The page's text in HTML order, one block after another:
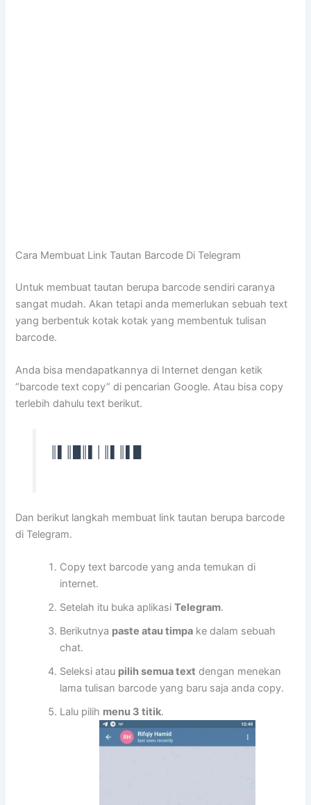
Cara Membuat Link Tautan Barcode Di Telegram
Untuk membuat tautan berupa barcode sendiri caranya
sangat mudah. Akan tetapi anda memerlukan sebuah text
yang berbentuk kotak kotak yang membentuk tulisan
barcode.
Anda bisa mendapatkannya di Internet dengan ketik
“barcode text copy” di pencarian Google. Atau bisa copy
terlebih dahulu text berikut.
Dan berikut langkah membuat link tautan berupa barcode
di Telegram.
Copy text barcode yang anda temukan di
internet.
Setelah itu buka aplikasiTelegram.
Berikutnya paste atau timpa ke dalam sebuah
chat.
Seleksi atau pilih semua text dengan menekan
lama tulisan barcode yang baru saja anda copy.
Lalu pilih menu 3 titik.